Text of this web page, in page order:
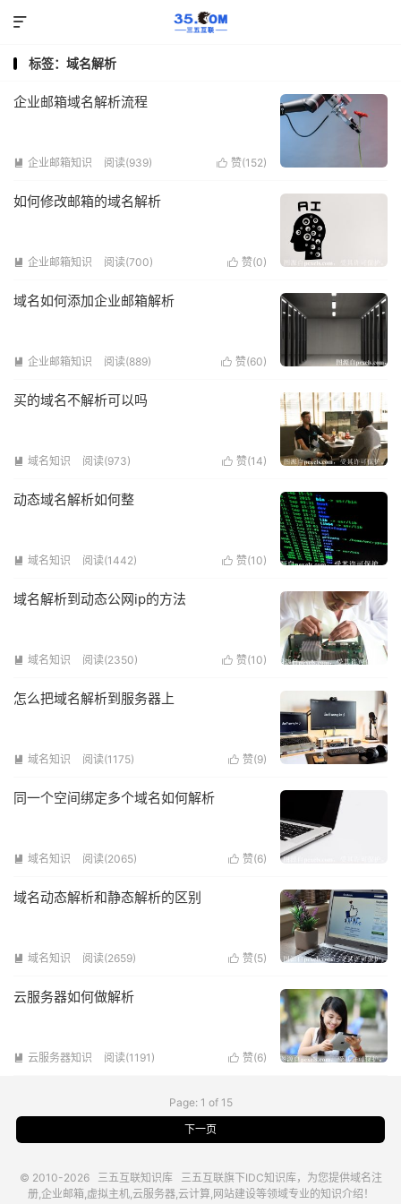

标签：域名解析
企业邮箱域名解析流程
 企业邮箱知识 阅读(939)  赞(152)
如何修改邮箱的域名解析
 企业邮箱知识 阅读(700)  赞(0)
域名如何添加企业邮箱解析
 企业邮箱知识 阅读(889)  赞(60)
买的域名不解析可以吗
 域名知识 阅读(973)  赞(14)
动态域名解析如何整
 域名知识 阅读(1442)  赞(10)
域名解析到动态公网ip的方法
 域名知识 阅读(2350)  赞(10)
怎么把域名解析到服务器上
 域名知识 阅读(1175)  赞(9)
同一个空间绑定多个域名如何解析
 域名知识 阅读(2065)  赞(6)
域名动态解析和静态解析的区别
 域名知识 阅读(2659)  赞(5)
云服务器如何做解析
 云服务器知识 阅读(1191)  赞(6)
Page: 1 of 15
下一页
© 2010-2026 三五互联知识库 三五互联旗下IDC知识库，为您提供域名注
册,企业邮箱,虚拟主机,云服务器,云计算,网站建设等领域专业的知识介绍！